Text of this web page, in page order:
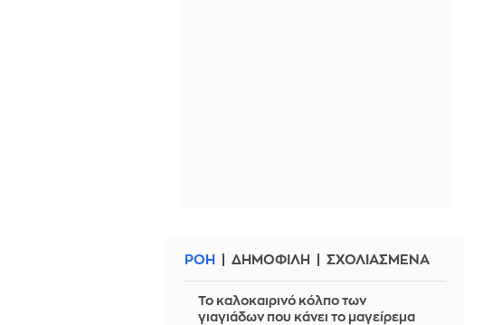
ΡΟΗ ΔΗΜΟΦΙΛΗ ΣΧΟΛΙΑΣΜΕΝΑ
Το καλοκαιρινό κόλπο των
γιαγιάδων που κάνει το μαγείρεμα